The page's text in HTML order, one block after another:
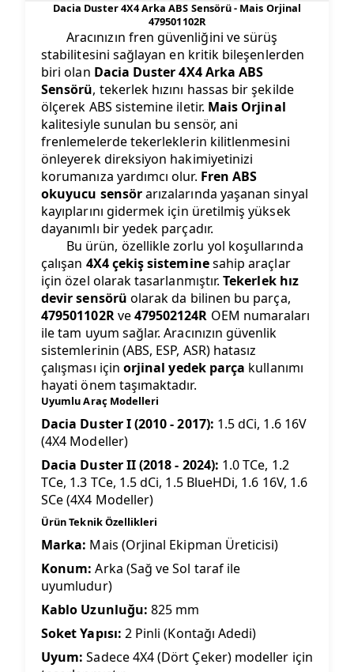
Dacia Duster 4X4 Arka ABS Sensörü - Mais Orjinal
479501102R
Aracınızın fren güvenliğini ve sürüş
stabilitesini sağlayan en kritik bileşenlerden
biri olan Dacia Duster 4X4 Arka ABS
Sensörü, tekerlek hızını hassas bir şekilde
ölçerek ABS sistemine iletir. Mais Orjinal
kalitesiyle sunulan bu sensör, ani
frenlemelerde tekerleklerin kilitlenmesini
önleyerek direksiyon hakimiyetinizi
korumanıza yardımcı olur. Fren ABS
okuyucu sensörarızalarında yaşanan sinyal
kayıplarını gidermek için üretilmiş yüksek
dayanımlı bir yedek parçadır.
Bu ürün, özellikle zorlu yol koşullarında
çalışan 4X4 çekiş sisteminesahip araçlar
için özel olarak tasarlanmıştır.Tekerlek hız
devir sensörü olarak da bilinen bu parça,
479501102Rve479502124R OEM numaraları
ile tam uyum sağlar. Aracınızın güvenlik
sistemlerinin (ABS, ESP, ASR) hatasız
çalışması için orjinal yedek parça kullanımı
hayati önem taşımaktadır.
Uyumlu Araç Modelleri
Dacia Duster I (2010 - 2017): 1.5 dCi, 1.6 16V
(4X4 Modeller)
Dacia Duster II (2018 - 2024): 1.0 TCe, 1.2
TCe, 1.3 TCe, 1.5 dCi, 1.5 BlueHDi, 1.6 16V, 1.6
SCe (4X4 Modeller)
Ürün Teknik Özellikleri
Marka: Mais (Orjinal Ekipman Üreticisi)
Konum: Arka (Sağ ve Sol taraf ile
uyumludur)
Kablo Uzunluğu: 825 mm
Soket Yapısı: 2 Pinli (Kontağı Adedi)
Uyum: Sadece 4X4 (Dört Çeker) modeller için